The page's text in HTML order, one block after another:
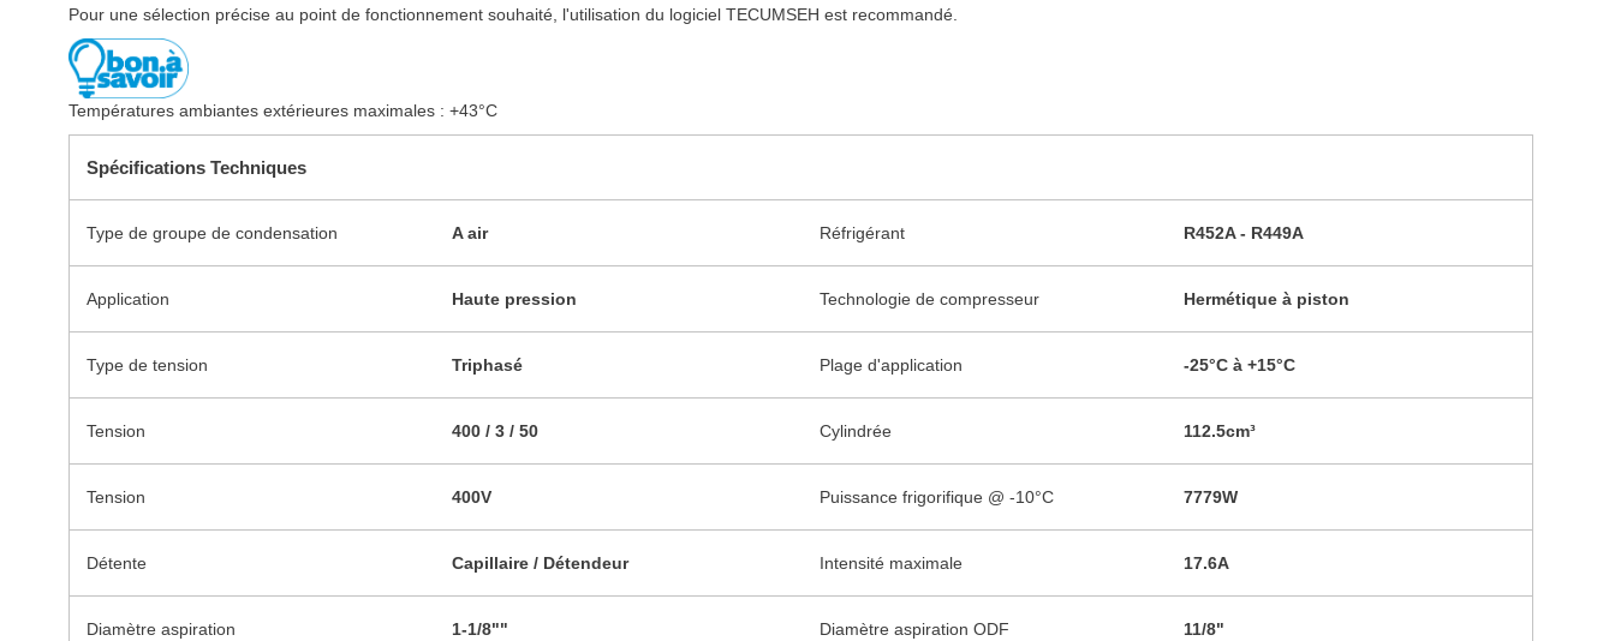
Pour une sélection précise au point de fonctionnement souhaité, l'utilisation du logiciel TECUMSEH est recommandé.
Températures ambiantes extérieures maximales : +43°C
Spécifications Techniques
Type de groupe de condensation A air Réfrigérant R452A - R449A
Application Haute pression Technologie de compresseur Hermétique à piston
Type de tension Triphasé Plage d'application -25°C à +15°C
Tension 400 / 3 / 50 Cylindrée 112.5cm³
Tension 400V Puissance frigorifique @ -10°C 7779W
Détente Capillaire / Détendeur Intensité maximale 17.6A
Diamètre aspiration 1-1/8"" Diamètre aspiration ODF 11/8"